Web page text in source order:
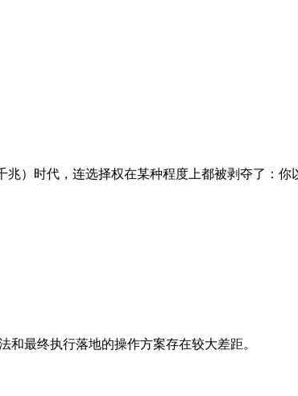
兆）时代，连选择权在某种程度上都被剥夺了：
和最终执行落地的操作方案存在较大差距。